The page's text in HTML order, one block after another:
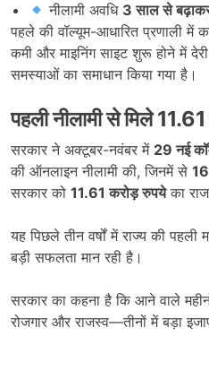
नीलामी अवधि 3 साल से
पहले की वॉल्यूम-आधारित प्रणाली में
कमी और माइनिंग साइट शुरू होने में
समस्याओं का समाधान किया गया है।
पहली नीलामी से मिले
सरकार ने अक्टूबर-नवंबर में 29 नई
की ऑनलाइन नीलामी की, जिनमें से
सरकार को 11.61 करोड़ रुपयेका
यह पिछले तीन वर्षों में राज्य की पहली
बड़ी सफलता मान रही है।
सरकार का कहना है कि आने वाले महीनों
रोजगार और राजस्व—तीनों में बड़ा